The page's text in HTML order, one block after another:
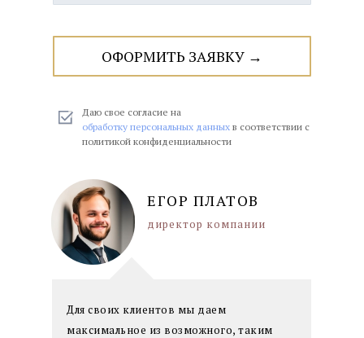
Заполните заявку
по телефону
Товаровед проведёт
сумму к выплате
Вы получаете деньги
продаже
ОФОРМИТЬ ЗАЯВКУ →
Для своих клиентов мы даем
максимальное из возможного, таким
ЕГОР ПЛАТОВ
директор компании
Даю свое согласие на
обработку персональных данных в соответствии с
политикой конфиденциальности